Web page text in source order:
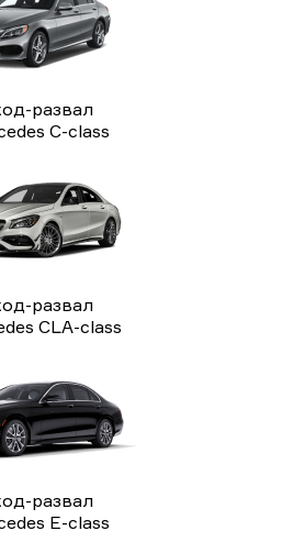
развал
C-class
развал
CLA-class
развал
E-class